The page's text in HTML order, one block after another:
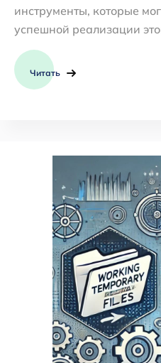
инструменты, которые
успешной реализации
Читать